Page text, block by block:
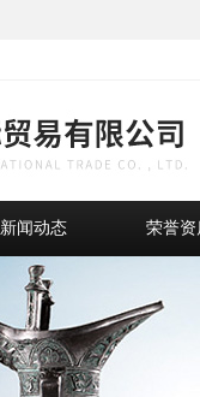
新闻动态 荣誉资